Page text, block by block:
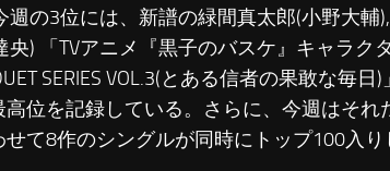
週の3位には、新譜の緑間真太郎(小野大輔
央) 「TVアニメ『黒子のバスケ』キャラク
SERIES VOL.3(とある信者の果敢な毎日
位を記録している。さらに、今週はそれ
て8作のシングルが同時にトップ100入り